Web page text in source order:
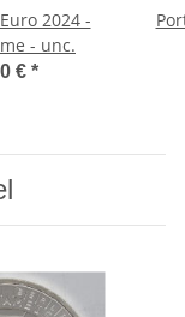
2024 -
- unc.
€ *